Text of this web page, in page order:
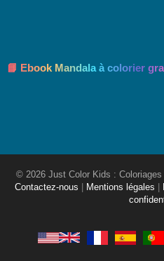
📘 Ebook Mandala à colorier
© 2026 Just Color Kids : Coloriages
Contactez-nous
Mentions légales